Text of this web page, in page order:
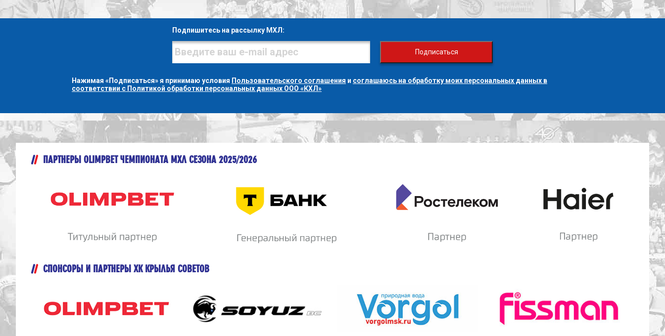
Подпишитесь на рассылку МХЛ:
Подписаться
Нажимая «Подписаться» я принимаю условия Пользовательского соглашения и соглашаюсь на обработку моих персональных данных в
соответствии с Политикой обработки персональных данных ООО «КХЛ»
ПАРТНЕРЫ OLIMPBET ЧЕМПИОНАТА МХЛ СЕЗОНА 2025/2026
СПОНСОРЫ И ПАРТНЕРЫ ХК КРЫЛЬЯ СОВЕТОВ